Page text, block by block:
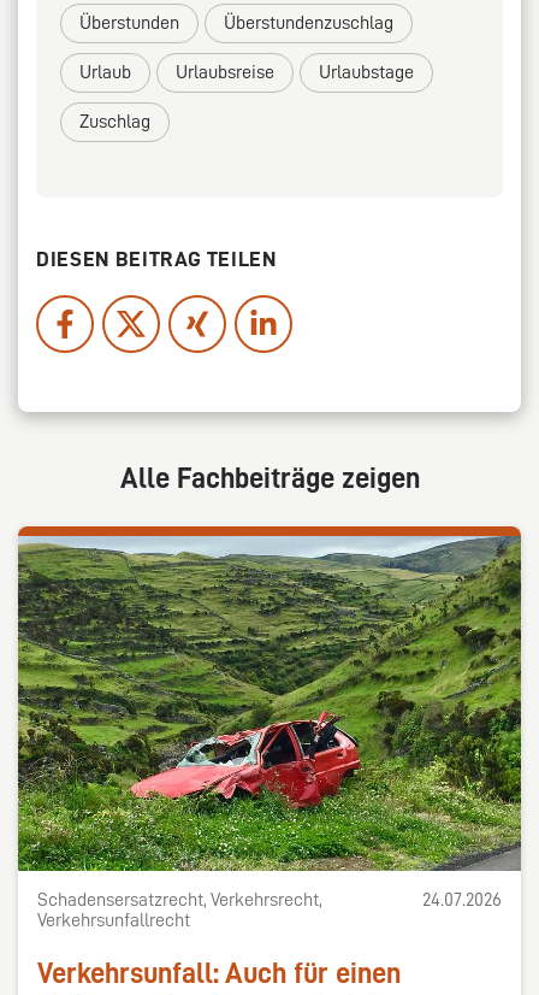
Überstunden Überstundenzuschlag
Urlaub Urlaubsreise Urlaubstage
Zuschlag
DIESEN BEITRAG TEILEN
Alle Fachbeiträge zeigen
Schadensersatzrecht, Verkehrsrecht,
Verkehrsunfallrecht
24.07.2026
Verkehrsunfall: Auch für einen